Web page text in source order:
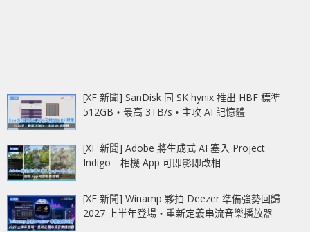
[XF 新聞] SanDisk 同 SK hynix 推出 HBF 標準
512GB‧最高 3TB/s‧主攻 AI 記憶體
[XF 新聞] Adobe 將生成式 AI 塞入 Project
Indigo 相機 App 可即影即改相
[XF 新聞] Winamp 夥拍 Deezer 準備強勢回歸
2027 上半年登場‧重新定義串流音樂播放器